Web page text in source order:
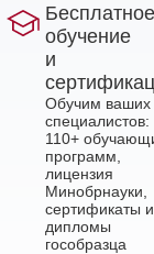
Бесплатное
обучение
и
Обучим ваших
специалистов:
110+
программ,
лицензия
Минобрнауки,
сертификаты и
дипломы
гособразца